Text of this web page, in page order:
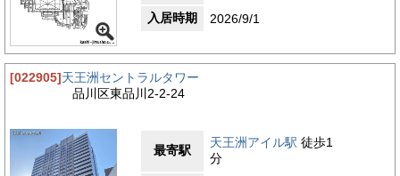
・りそな銀行 品川支店 約1,900メートル（徒歩約25分）
設備
エントランス
入居時期
2026/9/1
[022905]天王洲セントラルタワー
品川区東品川2-2-24
最寄駅
天王洲アイル駅 徒歩1
分